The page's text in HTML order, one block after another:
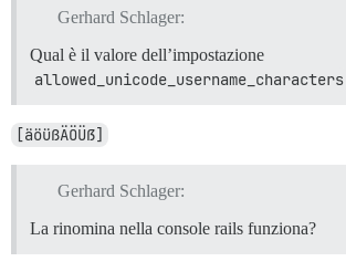
Gerhard Schlager:
Qual è il valore dell’impostazione
allowed_unicode_username_characters
[äöüßÄÖÜẞ]
Gerhard Schlager:
La rinomina nella console rails funziona?